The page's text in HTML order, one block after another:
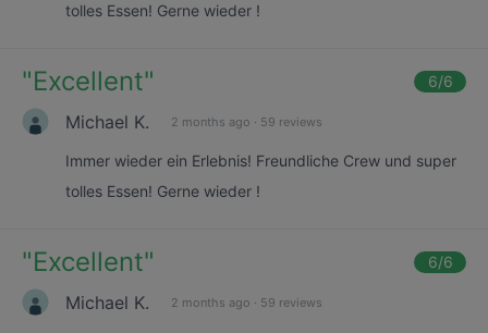
tolles Essen! Gerne wieder !
"Excellent" 6/6
Michael K. 2 months ago · 59 reviews
Immer wieder ein Erlebnis! Freundliche Crew und super
tolles Essen! Gerne wieder !
"Excellent" 6/6
Michael K. 2 months ago · 59 reviews